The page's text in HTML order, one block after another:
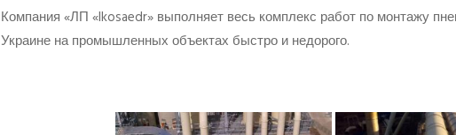
Компания «ЛП «Ikosaedr» выполняет весь комплекс работ по монтажу
Украине на промышленных объектах быстро и недорого.